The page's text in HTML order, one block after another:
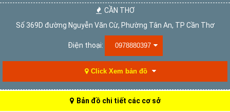
CẦN THƠ
Số 369D đường Nguyễn Văn Cừ, Phường Tân An, TP Cần Thơ
Điện thoại: 0978880397
Click Xem bản đồ
Bản đồ chi tiết các cơ sở